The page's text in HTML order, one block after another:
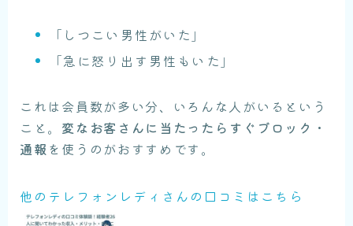
「しつこい男性がいた」
「急に怒り出す男性もいた」
これは会員数が多い分、いろんな人がいるという
こと。 変なお客さんに当たったらすぐブロック・
通報 を使うのがおすすめです。
他のテレフォンレディさんの口コミはこちら